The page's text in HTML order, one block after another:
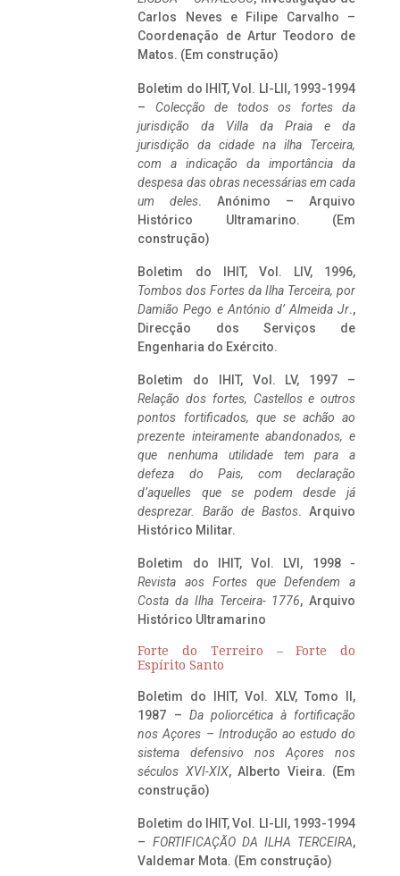
Carlos Neves e Filipe Carvalho –
Coordenação de Artur Teodoro de
Matos. (Em construção)
Boletim do IHIT, Vol. LI-LII, 1993-1994
– Colecção de todos os fortes da
jurisdição da Villa da Praia e da
jurisdição da cidade na ilha Terceira,
com a indicação da importância da
despesa das obras necessárias em cada
um deles. Anónimo – Arquivo
Histórico Ultramarino. (Em
construção)
Boletim do IHIT, Vol. LIV, 1996,
Tombos dos Fortes da Ilha Terceira, por
Damião Pego e António d’ Almeida Jr.,
Direcção dos Serviços de
Engenharia do Exército.
Boletim do IHIT, Vol. LV, 1997 –
Relação dos fortes, Castellos e outros
pontos fortificados, que se achão ao
prezente inteiramente abandonados, e
que nenhuma utilidade tem para a
defeza do Pais, com declaração
d’aquelles que se podem desde já
desprezar. Barão de Bastos. Arquivo
Histórico Militar.
Boletim do IHIT, Vol. LVI, 1998 -
Revista aos Fortes que Defendem a
Costa da Ilha Terceira- 1776, Arquivo
Histórico Ultramarino
Forte do Terreiro – Forte do
Espírito Santo
Boletim do IHIT, Vol. XLV, Tomo II,
1987 – Da poliorcética à fortificação
nos Açores – Introdução ao estudo do
sistema defensivo nos Açores nos
séculos XVI-XIX, Alberto Vieira. (Em
construção)
Boletim do IHIT, Vol. LI-LII, 1993-1994
– FORTIFICAÇÃO DA ILHA TERCEIRA,
Valdemar Mota. (Em construção)